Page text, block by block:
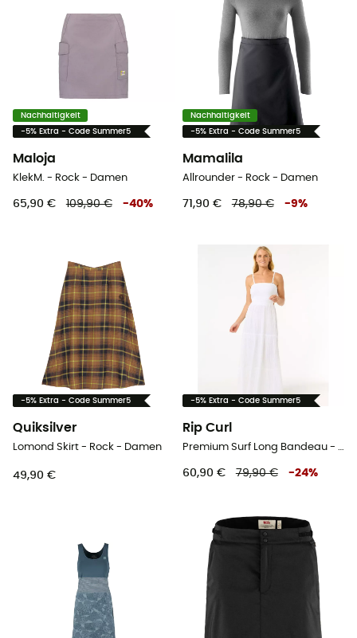
Nachhaltigkeit
-5% Extra - Code Summer5
Maloja
KlekM. - Rock - Damen
65,90 € 109,90 € -40%
Nachhaltigkeit
-5% Extra - Code Summer5
Mamalila
Allrounder - Rock - Damen
71,90 € 78,90 € -9%
-5% Extra - Code Summer5
Quiksilver
Lomond Skirt - Rock - Damen
49,90 €
-5% Extra - Code Summer5
Rip Curl
Premium Surf Long Bandeau - Kleid - Damen
60,90 € 79,90 € -24%